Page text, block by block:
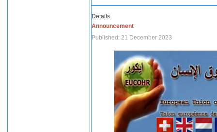
Details
Announcement
Published: 21 December 2023